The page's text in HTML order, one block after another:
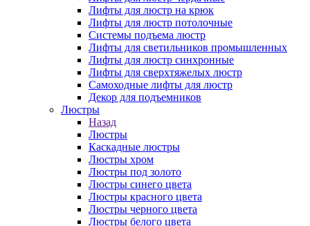
Лифты для люстр на крюк
Лифты для люстр потолочные
Системы подъема люстр
Лифты для светильников промышленных
Лифты для люстр синхронные
Лифты для сверхтяжелых люстр
Самоходные лифты для люстр
Декор для подъемников
Люстры
Назад
Люстры
Каскадные люстры
Люстры хром
Люстры под золото
Люстры синего цвета
Люстры красного цвета
Люстры черного цвета
Люстры белого цвета